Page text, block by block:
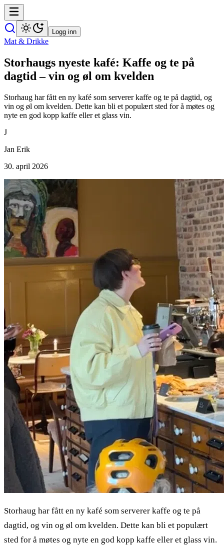
Logg inn
Mat & Drikke
Storhaugs nyeste kafé: Kaffe og te på
dagtid – vin og øl om kvelden
Storhaug har fått en ny kafé som serverer kaffe og te på dagtid, og
vin og øl om kvelden. Dette kan bli et populært sted for å møtes og
nyte en god kopp kaffe eller et glass vin.
J
Jan Erik
30. april 2026
Storhaug har fått en ny kafé som serverer kaffe og te på
dagtid, og vin og øl om kvelden. Dette kan bli et populært
sted for å møtes og nyte en god kopp kaffe eller et glass vin.